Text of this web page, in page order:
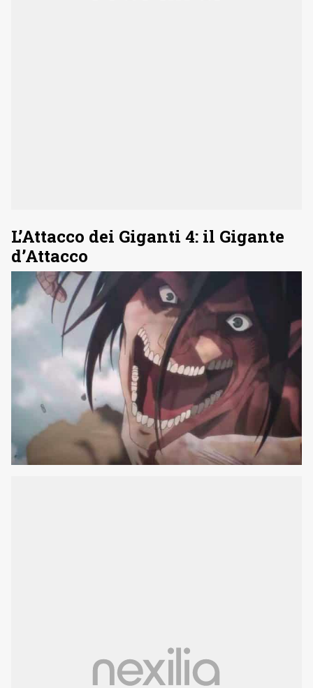
L’Attacco dei Giganti 4: il Gigante
d’Attacco